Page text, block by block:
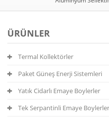
ÜRÜNLER
Termal Kollektörler
Paket Güneş Enerji Sistemleri
Yatık Cidarlı Emaye Boylerler
Tek Serpantinli Emaye Boylerler